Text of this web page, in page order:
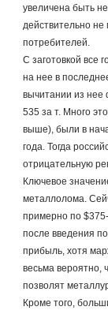
увеличена быть
действительно
потребителей.
С заготовкой все
на нее в
вычитании из нее
535 за т. Много
выше), были в
года. Тогда
отрицательную
Ключевое
металлолома.
примерно по
после введения
прибыль, хотя
весьма вероятно,
позволят
Кроме того,